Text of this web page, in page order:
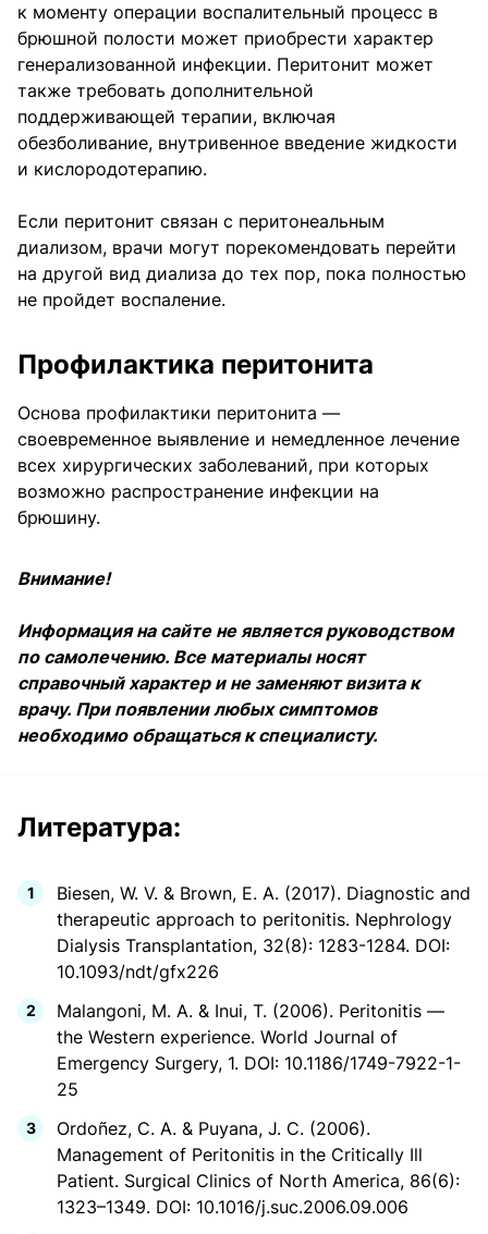
к моменту операции воспалительный процесс в
брюшной полости может приобрести характер
генерализованной инфекции. Перитонит может
также требовать дополнительной
поддерживающей терапии, включая
обезболивание, внутривенное введение жидкости
и кислородотерапию.
Если перитонит связан с перитонеальным
диализом, врачи могут порекомендовать перейти
на другой вид диализа до тех пор, пока полностью
не пройдет воспаление.
Профилактика перитонита
Основа профилактики перитонита —
своевременное выявление и немедленное лечение
всех хирургических заболеваний, при которых
возможно распространение инфекции на
брюшину.
Внимание!
Информация на сайте не является руководством
по самолечению. Все материалы носят
справочный характер и не заменяют визита к
врачу. При появлении любых симптомов
необходимо обращаться к специалисту.
Литература:
Biesen, W. V. & Brown, E. A. (2017). Diagnostic and
therapeutic approach to peritonitis. Nephrology
Dialysis Transplantation, 32(8): 1283-1284. DOI:
10.1093/ndt/gfx226
Malangoni, M. A. & Inui, T. (2006). Peritonitis —
the Western experience. World Journal of
Emergency Surgery, 1. DOI: 10.1186/1749-7922-1-
25
Ordoñez, C. A. & Puyana, J. C. (2006).
Management of Peritonitis in the Critically Ill
Patient. Surgical Clinics of North America, 86(6):
1323–1349. DOI: 10.1016/j.suc.2006.09.006